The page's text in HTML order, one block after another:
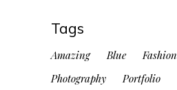
Tags
Amazing Blue Fashion
Photography
Portfolio